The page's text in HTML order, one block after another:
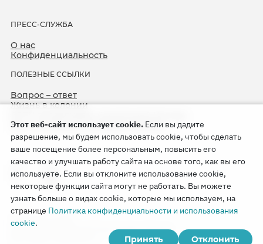
ПРЕСС-СЛУЖБА
О нас
Конфиденциальность
ПОЛЕЗНЫЕ ССЫЛКИ
Вопрос – ответ
Жизнь в колонии
75-я годовщина операции «Север»
Copyright © 2026
Watch Tower Bible and Tract Society of Korea.
Этот веб-сайт использует cookie. Если вы дадите
разрешение, мы будем использовать cookie, чтобы сделать
ваше посещение более персональным, повысить его
качество и улучшать работу сайта на основе того, как вы его
используете. Если вы отклоните использование cookie,
некоторые функции сайта могут не работать. Вы можете
узнать больше о видах cookie, которые мы используем, на
странице Политика конфиденциальности и использования
cookie.
Принять
Отклонить